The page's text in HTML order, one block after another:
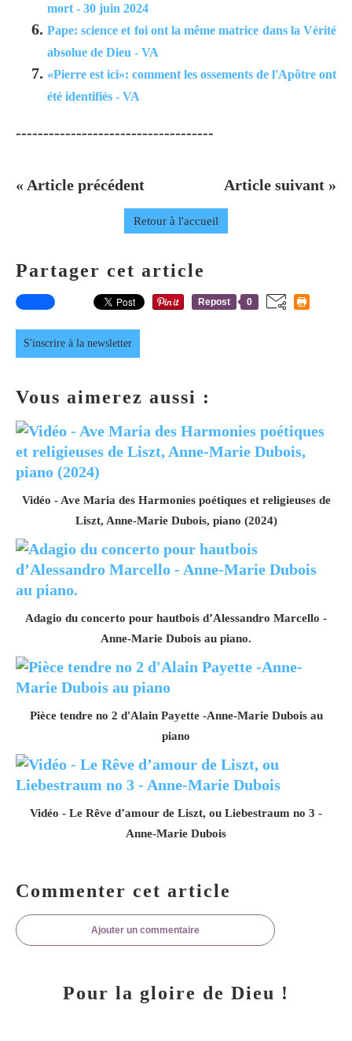
mort - 30 juin 2024
Pape: science et foi ont la même matrice dans la Vérité
absolue de Dieu - VA
«Pierre est ici»: comment les ossements de l'Apôtre ont
été identifiés - VA
------------------------------------
« Article précédent Article suivant »
Retour à l'accueil
Partager cet article
Repost 0
S'inscrire à la newsletter
Vous aimerez aussi :
Vidéo - Ave Maria des Harmonies poétiques et religieuses de
Liszt, Anne-Marie Dubois, piano (2024)
Adagio du concerto pour hautbois d’Alessandro Marcello -
Anne-Marie Dubois au piano.
Pièce tendre no 2 d'Alain Payette -Anne-Marie Dubois au
piano
Vidéo - Le Rêve d’amour de Liszt, ou Liebestraum no 3 -
Anne-Marie Dubois
Commenter cet article
Ajouter un commentaire
Pour la gloire de Dieu !